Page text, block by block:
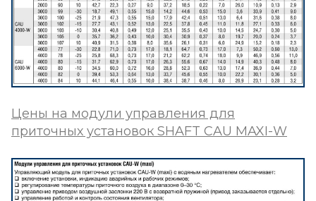
Цены на модули управления для
приточных установок SHAFT CAU MAXI-W